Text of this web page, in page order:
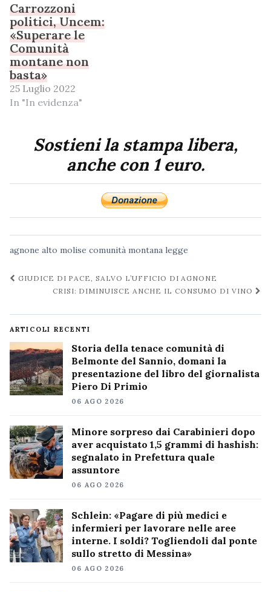
Carrozzoni
politici, Uncem:
«Superare le
Comunità
montane non
basta»
25 Luglio 2022
In "In evidenza"
Sostieni la stampa libera,
anche con 1 euro.
agnone alto molise comunità montana legge
Navigazione
GIUDICE DI PACE, SALVO L’UFFICIO DI AGNONE
CRISI: DIMINUISCE ANCHE IL CONSUMO DI VINO
ARTICOLI RECENTI
Storia della tenace comunità di
Belmonte del Sannio, domani la
presentazione del libro del giornalista
Piero Di Primio
06 AGO 2026
Minore sorpreso dai Carabinieri dopo
aver acquistato 1,5 grammi di hashish:
segnalato in Prefettura quale
assuntore
06 AGO 2026
Schlein: «Pagare di più medici e
infermieri per lavorare nelle aree
interne. I soldi? Togliendoli dal ponte
sullo stretto di Messina»
06 AGO 2026